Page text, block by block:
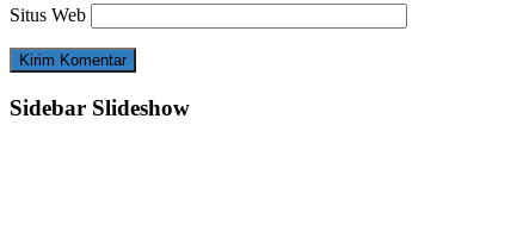
Situs Web
Sidebar Slideshow